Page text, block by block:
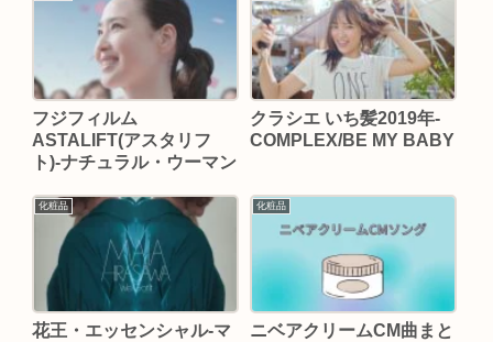
フジフィルム
ASTALIFT(アスタリフ
ト)-ナチュラル・ウーマン
クラシエ いち髪2019年-
COMPLEX/BE MY BABY
化粧品
花王・エッセンシャル-マ
化粧品
ニベアクリームCM曲まと